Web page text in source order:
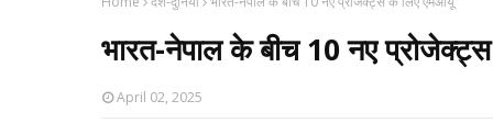
भारत-नेपाल के बीच 10 नए
April 02, 2025